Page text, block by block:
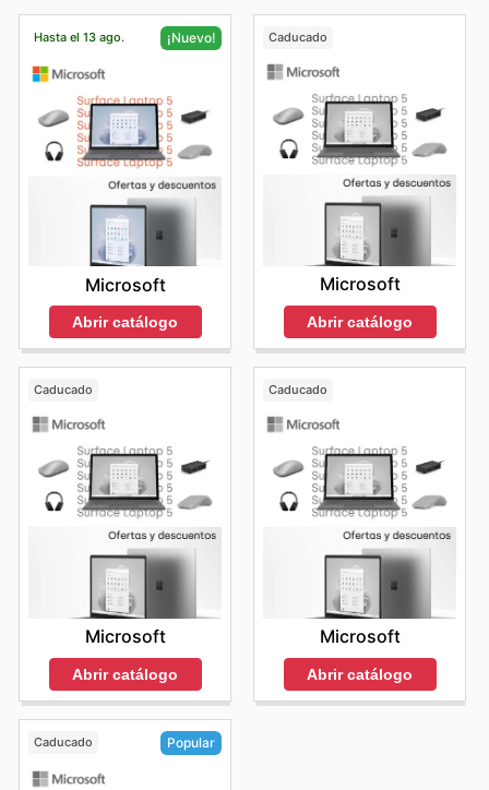
Hasta el 13 ago. ¡Nuevo!
Microsoft
Abrir catálogo
Caducado
Microsoft
Abrir catálogo
Caducado
Microsoft
Abrir catálogo
Caducado
Microsoft
Abrir catálogo
Caducado Popular